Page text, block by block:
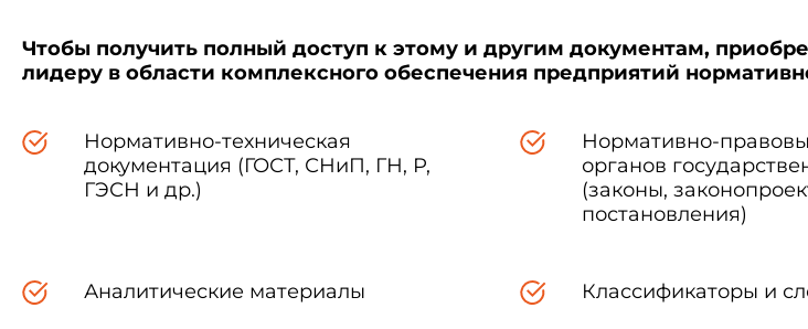
относительной влажности воздуха 20%-100% и температуры 20 °С - 25 °С;
Чтобы получить полный доступ к этому и другим документам,
лидеру в области комплексного обеспечения предприятий
Нормативно-техническая
документация (ГОСТ, СНиП, ГН, Р,
ГЭСН и др.)
Нормативно-
органов
(законы,
постановления)
Аналитические материалы Классификаторы и